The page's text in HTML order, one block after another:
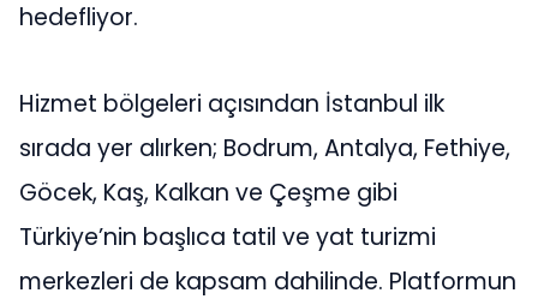
hedefliyor.
Hizmet bölgeleri açısından İstanbul ilk
sırada yer alırken; Bodrum, Antalya, Fethiye,
Göcek, Kaş, Kalkan ve Çeşme gibi
Türkiye’nin başlıca tatil ve yat turizmi
merkezleri de kapsam dahilinde. Platformun